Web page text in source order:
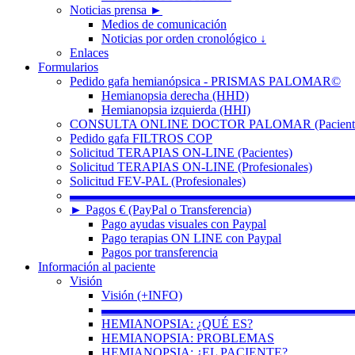
Noticias prensa ►
Medios de comunicación
Noticias por orden cronológico ↓
Enlaces
Formularios
Pedido gafa hemianópsica - PRISMAS PALOMAR©
Hemianopsia derecha (HHD)
Hemianopsia izquierda (HHI)
CONSULTA ONLINE DOCTOR PALOMAR
Pedido gafa FILTROS COP
Solicitud TERAPIAS ON-LINE (Pacientes)
Solicitud TERAPIAS ON-LINE (Profesionales)
Solicitud FEV-PAL (Profesionales)
► Pagos € (PayPal o Transferencia)
Pago ayudas visuales con Paypal
Pago terapias ON LINE con Paypal
Pagos por transferencia
Información al paciente
Visión
Visión (+INFO)
HEMIANOPSIA: ¿QUÉ ES?
HEMIANOPSIA: PROBLEMAS
HEMIANOPSIA: ¿EL PACIENTE?